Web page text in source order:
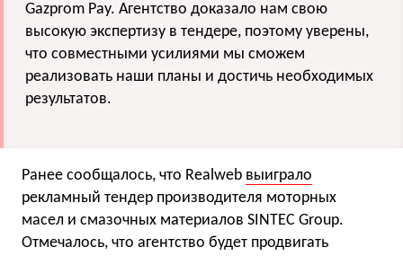
Gazprom Pay. Агентство доказало нам свою
высокую экспертизу в тендере, поэтому уверены,
что совместными усилиями мы сможем
реализовать наши планы и достичь необходимых
результатов.
Ранее сообщалось, что Realweb выиграло
рекламный тендер производителя моторных
масел и смазочных материалов SINTEC Group.
Отмечалось, что агентство будет продвигать